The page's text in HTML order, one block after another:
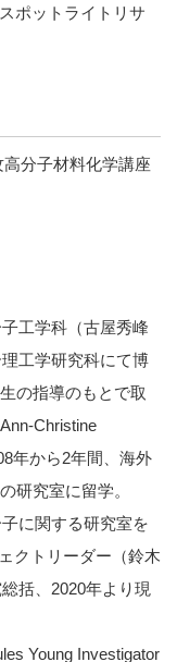
ポットライトリサ
分子材料化学講座
工学科（古屋秀峰
工学研究科にて博
の指導のもとで取
Christine
年から2年間、海外
研究室に留学。
に関する研究室を
クトリーダー（鈴木
括、2020年より現
Young Investigator